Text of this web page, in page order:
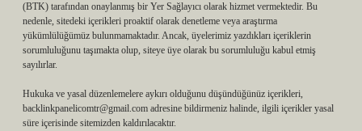
(BTK) tarafından onaylanmış bir Yer Sağlayıcı olarak hizmet vermektedir. Bu
nedenle, sitedeki içerikleri proaktif olarak denetleme veya araştırma
yükümlülüğümüz bulunmamaktadır. Ancak, üyelerimiz yazdıkları içeriklerin
sorumluluğunu taşımakta olup, siteye üye olarak bu sorumluluğu kabul etmiş
sayılırlar.
Hukuka ve yasal düzenlemelere aykırı olduğunu düşündüğünüz içerikleri,
backlinkpanelicomtr@gmail.com adresine bildirmeniz halinde, ilgili içerikler yasal
süre içerisinde sitemizden kaldırılacaktır.